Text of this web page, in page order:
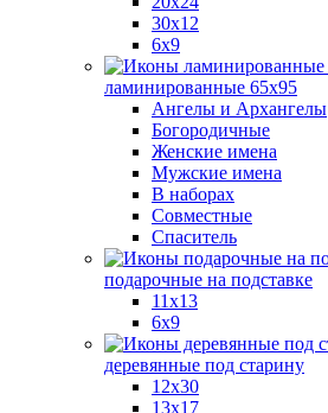
30х12
6x9
ламинированные 65x95
Ангелы и Архангелы
Богородичные
Женские имена
Мужские имена
В наборах
Совместные
Спаситель
подарочные на подставке
11x13
6x9
деревянные под старину
12х30
13x17